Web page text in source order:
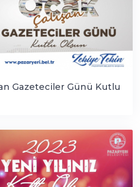
Gazeteciler Günü Kutlu